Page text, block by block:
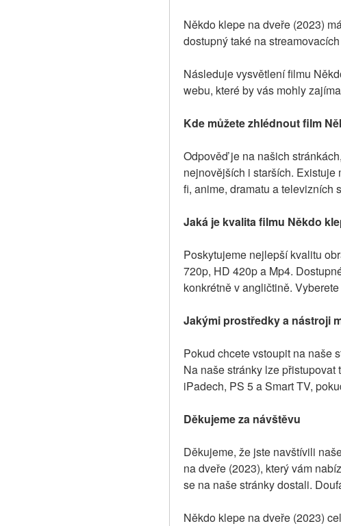
Někdo klepe na dveře (2023)
dostupný také na
Následuje vysvětlení filmu
webu, které by vás mohly
Kde můžete zhlédnout film
Odpověď je na našich
nejnovějších i starších. Existuje
fi, anime, dramatu a televizních
Jaká je kvalita filmu Někdo
Poskytujeme nejlepší kvalitu
720p, HD 420p a Mp4.
konkrétně v angličtině.
Jakými prostředky a nástroji
Pokud chcete vstoupit na naše
Na naše stránky lze
iPadech, PS 5 a Smart TV,
Děkujeme za návštěvu
Děkujeme, že jste navštívili
na dveře (2023), který vám
se na naše stránky dostali.
Někdo klepe na dveře (2023)